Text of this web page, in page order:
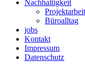
Nachhaltigkeit
Projektarbeit
Büroalltag
jobs
Kontakt
Impressum
Datenschutz